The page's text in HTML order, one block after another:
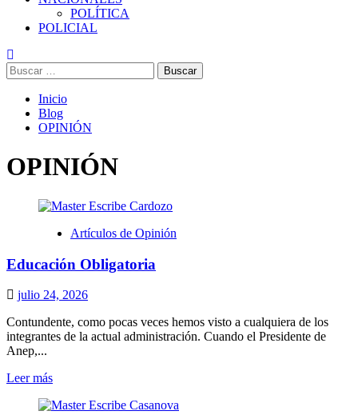
POLÍTICA
POLICIAL
Buscar:
Inicio
Blog
OPINIÓN
OPINIÓN
Artículos de Opinión
Educación Obligatoria
julio 24, 2026
Contundente, como pocas veces hemos visto a cualquiera de los
integrantes de la actual administración. Cuando el Presidente de
Anep,...
Leer másLeer
sobre